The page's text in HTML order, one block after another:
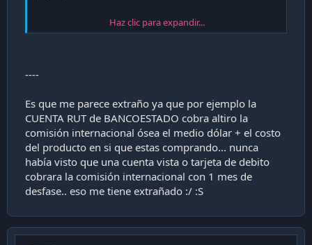
Enviado desde mi S20+ mediante Tapatalk
Haz clic para expandir...
----
Es que me parece extraño ya que por ejemplo la
CUENTA RUT de BANCOESTADO cobra altiro la
comisión internacional ósea el medio dólar + el costo
del producto en si que estas comprando... nunca
había visto que una cuenta vista o tarjeta de debito
cobrara la comisión internacional con 1 mes de
desfase.. eso me tiene extrañado :/ :S